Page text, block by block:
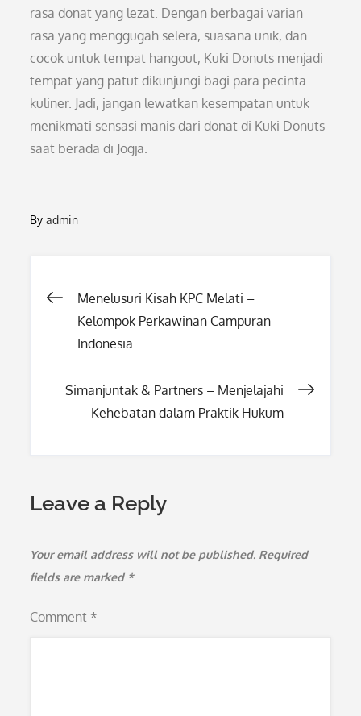
rasa donat yang lezat. Dengan berbagai varian
rasa yang menggugah selera, suasana unik, dan
cocok untuk tempat hangout, Kuki Donuts menjadi
tempat yang patut dikunjungi bagi para pecinta
kuliner. Jadi, jangan lewatkan kesempatan untuk
menikmati sensasi manis dari donat di Kuki Donuts
saat berada di Jogja.
Byadmin
Post
navigation
Menelusuri Kisah KPC Melati –
Kelompok Perkawinan Campuran
Indonesia
Simanjuntak & Partners – Menjelajahi
Kehebatan dalam Praktik Hukum
Leave a Reply
Your email address will not be published. Required
fields are marked *
Comment *